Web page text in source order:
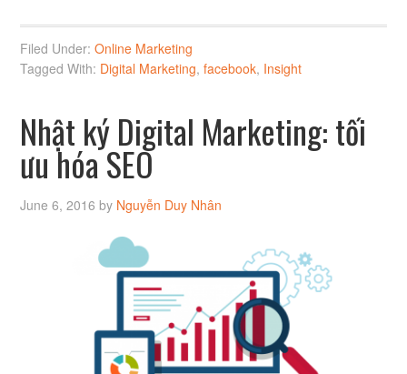
Filed Under:Online Marketing
Tagged With: Digital Marketing,facebook, Insight
Nhật ký Digital Marketing: tối
ưu hóa SEO
June 6, 2016 by Nguyễn Duy Nhân